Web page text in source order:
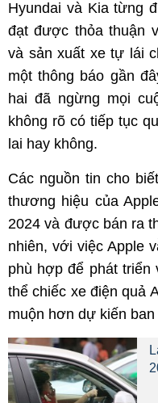
Hyundai và Kia từng
đạt được thỏa thuận
và sản xuất xe tự lái
một thông báo gần
hai đã ngừng mọi
không rõ có tiếp tục
lai hay không.
Các nguồn tin cho
thương hiệu của
2024 và được bán ra
nhiên, với việc Apple
phù hợp để phát triển
thể chiếc xe điện quả
muộn hơn dự kiến ban